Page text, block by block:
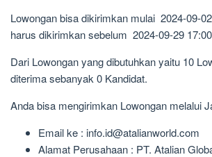
Lowongan bisa dikirimkan mulai 2024-09-
harus dikirimkan sebelum 2024-09-29
Dari Lowongan yang dibutuhkan yaitu 10
diterima sebanyak 0 Kandidat.
Anda bisa mengirimkan Lowongan melalui
Email ke : info.id@atalianworld.com
Alamat Perusahaan : PT. Atalian